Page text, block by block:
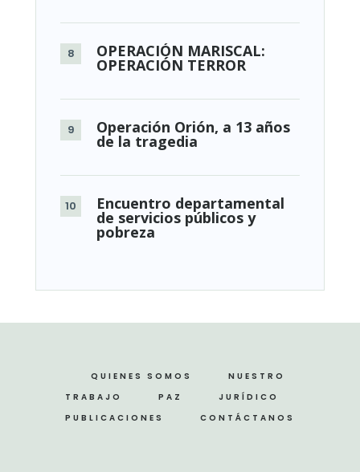
OPERACIÓN MARISCAL:
OPERACIÓN TERROR
Operación Orión, a 13 años
de la tragedia
Encuentro departamental
de servicios públicos y
pobreza
QUIENES SOMOS
NUESTRO
TRABAJO
PAZ
JURÍDICO
PUBLICACIONES
CONTÁCTANOS